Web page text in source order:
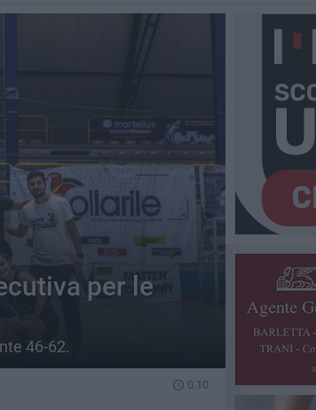
per le
46-62.
0.10